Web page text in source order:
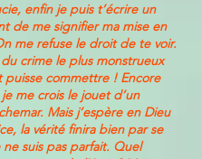
enfin je puis t’écrire un
de me signifier ma mise en
me refuse le droit de te voir.
crime le plus monstrueux
puisse commettre ! Encore
me crois le jouet d’un
Mais j’espère en Dieu
la vérité finira bien par se
ne suis pas parfait. Quel